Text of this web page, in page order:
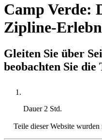
Camp Verde:
Zipline-
Gleiten Sie über
beobachten Sie
Dauer 2 Std.
Teile dieser Website wurden